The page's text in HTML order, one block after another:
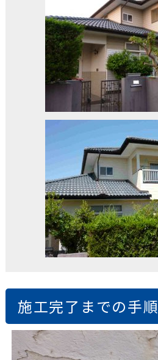
施工完了までの手順